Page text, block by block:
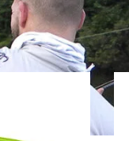
9 24 36 48